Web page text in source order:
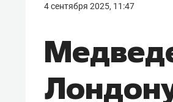
4 сентября 2025, 11:47